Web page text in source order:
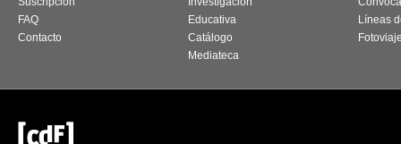
FAQ
Contacto
Educativa
Catálogo
Mediateca
Líneas